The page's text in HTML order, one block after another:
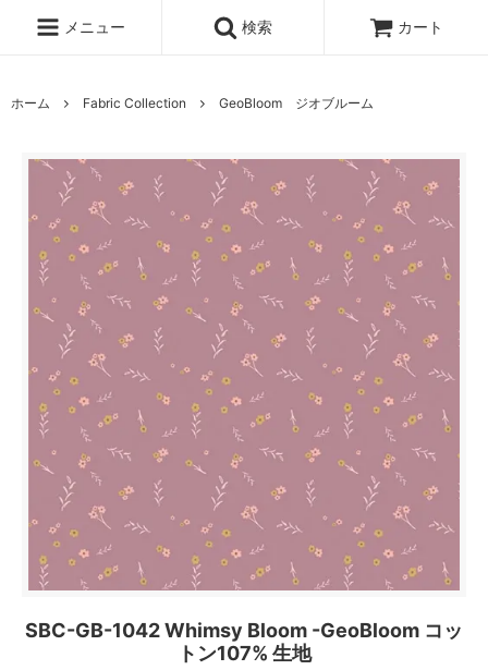
メニュー 検索 カート
ホーム Fabric Collection GeoBloom ジオブルーム
SBC-GB-1042 Whimsy Bloom -GeoBloom コッ
トン107% 生地